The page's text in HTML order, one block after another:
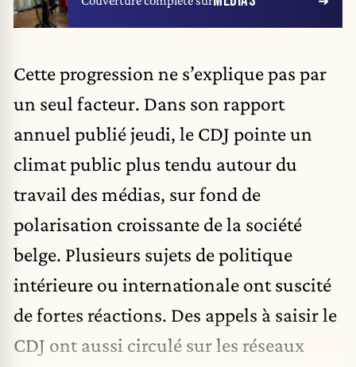
Cette progression ne s’explique pas par
un seul facteur. Dans son rapport
annuel publié jeudi, le CDJ pointe un
climat public plus tendu autour du
travail des médias, sur fond de
polarisation croissante de la société
belge. Plusieurs sujets de politique
intérieure ou internationale ont suscité
de fortes réactions. Des appels à saisir le
CDJ ont aussi circulé sur les réseaux